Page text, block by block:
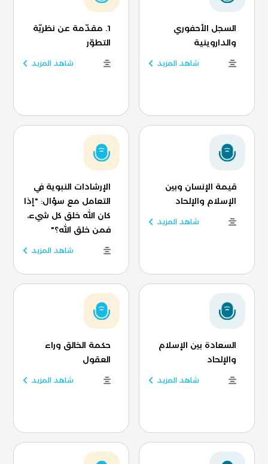
السجل الأحفوري
والداروينية
شاهد المزيد
1. مقدّمة عن نظريّة
التطوّر
شاهد المزيد
قيمة الإنسان وبين
الإسلام والإلحاد
شاهد المزيد
الإرشادات النبوية في
التعامل مع سؤال: "إذا
كان الله خلق كل شيء،
فمن خلق الله؟"
شاهد المزيد
السعادة بين الإسلام
والإلحاد
شاهد المزيد
حكمة الخالق وراء
العقول
شاهد المزيد